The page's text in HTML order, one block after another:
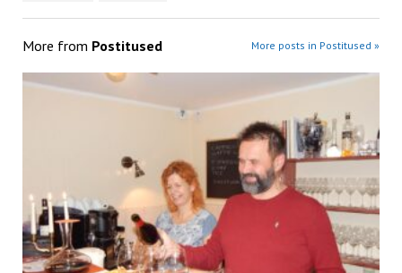
More from Postitused More posts in Postitused »